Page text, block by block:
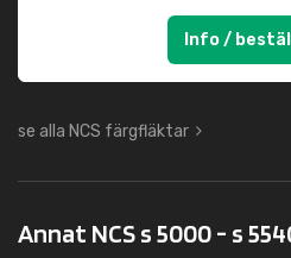
Info /
se alla NCS färgfläktar
Annat NCS s 5000 - s